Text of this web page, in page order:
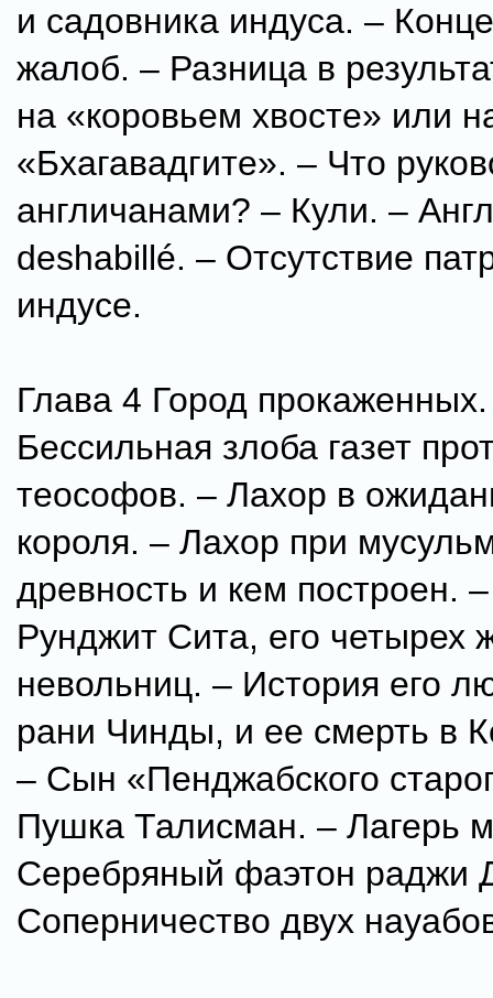
и садовника индуса. –
жалоб. – Разница в
на «коровьем хвосте» или
«Бхагавадгите». – Что
англичанами? – Кули. –
deshabillé. – Отсутствие
индусе.
Глава 4 Город
Бессильная злоба газет
теософов. – Лахор в
короля. – Лахор при
древность и кем построен.
Рунджит Сита, его четырех
невольниц. – История его
рани Чинды, и ее смерть в
– Сын «Пенджабского
Пушка Талисман. – Лагерь
Серебряный фаэтон раджи
Соперничество двух